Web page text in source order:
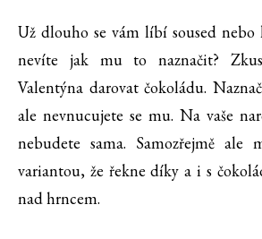
Už dlouho se vám líbí soused nebo
nevíte jak mu to naznačit?
Valentýna darovat čokoládu.
ale nevnucujete se mu. Na vaše
nebudete sama. Samozřejmě
variantou, že řekne díky a i s
nad hrncem.